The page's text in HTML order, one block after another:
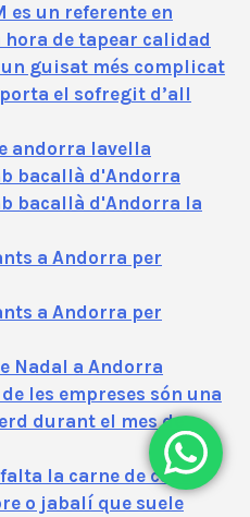
es un referente en
de tapear calidad
guisat més complicat
el sofregit d’all
andorra lavella
bacallà d'Andorra
bacallà d'Andorra la
a Andorra per
a Andorra per
Nadal a Andorra
les empreses són una
durant el mes de
la carne de caza
o jabalí que suele